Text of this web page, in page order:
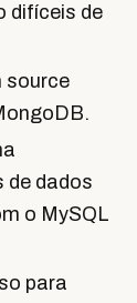
difíceis de
source
de dados
o MySQL
para